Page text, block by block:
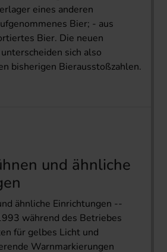
eines anderen
Bier; - aus
Bier. Die neuen
sich also
bisherigen Bierausstoßzahlen.
und ähnliche
ähnliche Einrichtungen --
während des Betriebes
für gelbes Licht und
Warnmarkierungen